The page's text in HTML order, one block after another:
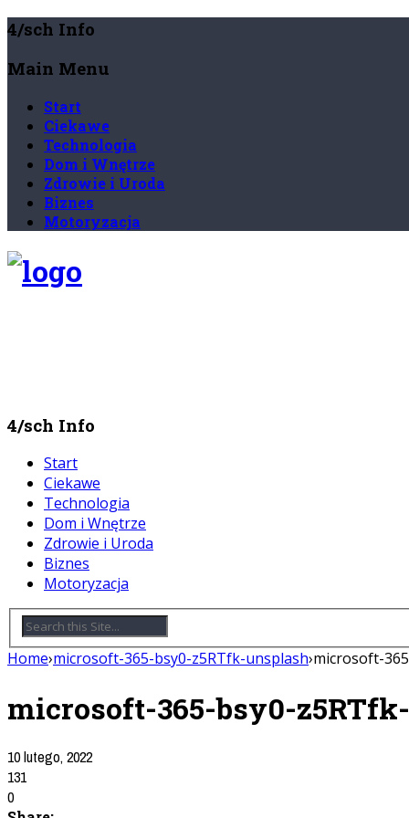
4/sch Info
Main Menu
Start
Ciekawe
Technologia
Dom i Wnętrze
Zdrowie i Uroda
Biznes
Motoryzacja
4/sch Info
Start
Ciekawe
Technologia
Dom i Wnętrze
Zdrowie i Uroda
Biznes
Motoryzacja
Home›microsoft-365-bsy0-z5RTfk-unsplash›microsoft-
microsoft-365-bsy0-
10 lutego, 2022
131
0